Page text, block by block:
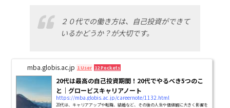
２０代での働き方は、自己投資ができて
いるかどうか？が大切です。
mba.globis.ac.jp 1 User 12 Pockets
20代は最高の自己投資期間！20代でやるべき5つのこ
と｜グロービスキャリアノート
https://mba.globis.ac.jp/careernote/1132.html
20代は、キャリアアップや転職、結婚など、その後の人生や価値観に大きく影響を